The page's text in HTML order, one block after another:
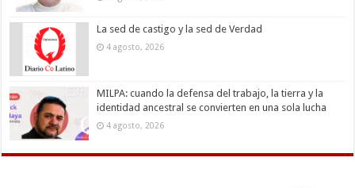
La sed de castigo y la sed de Verdad
4 agosto, 2026
MILPA: cuando la defensa del trabajo, la tierra y la
identidad ancestral se convierten en una sola lucha
4 agosto, 2026